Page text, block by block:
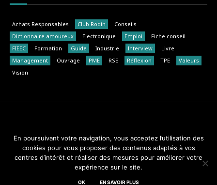
Achats Responsables Club Rodin
Conseils
Dictionnaire amoureux
Electronique Emploi
Fiche conseil
FIEEC
Formation Guide Industrie Interview
Livre
Management
Ouvrage PME RSE Réflexion TPE
Valeurs
Vision
Club Rodin - FIEEC © 2014-2018. Tous droits réservés.
Design & Maintenance :Web Réponses - 01 82 28 51 34
MEMBRES MENTIONS LÉGALES
En poursuivant votre navigation, vous acceptez l’utilisation des
cookies pour vous proposer des contenus adaptés à vos
centres d’intérêt et réaliser des mesures pour améliorer votre
expérience sur le site.
OK EN SAVOIR PLUS